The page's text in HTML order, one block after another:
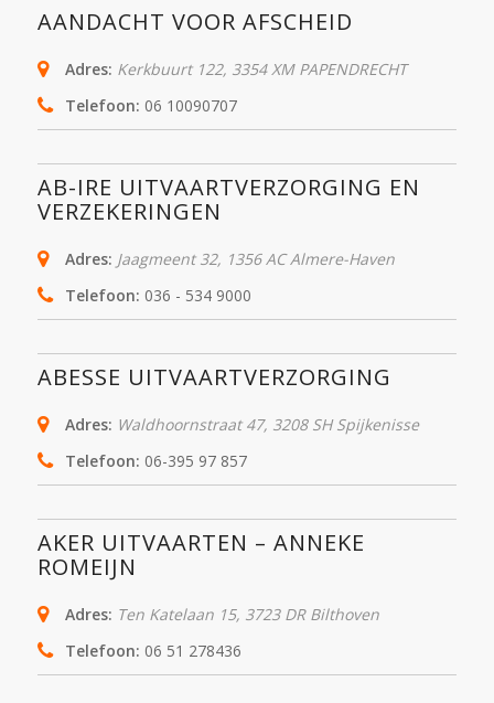
AANDACHT VOOR AFSCHEID
Adres: Kerkbuurt 122, 3354 XMPAPENDRECHT
Telefoon: 06 10090707
AB-IRE UITVAARTVERZORGING EN
VERZEKERINGEN
Adres: Jaagmeent 32, 1356 ACAlmere-Haven
Telefoon: 036 - 534 9000
ABESSE UITVAARTVERZORGING
Adres: Waldhoornstraat 47, 3208 SH Spijkenisse
Telefoon: 06-395 97 857
AKER UITVAARTEN – ANNEKE
ROMEIJN
Adres: Ten Katelaan 15, 3723 DRBilthoven
Telefoon: 06 51 278436